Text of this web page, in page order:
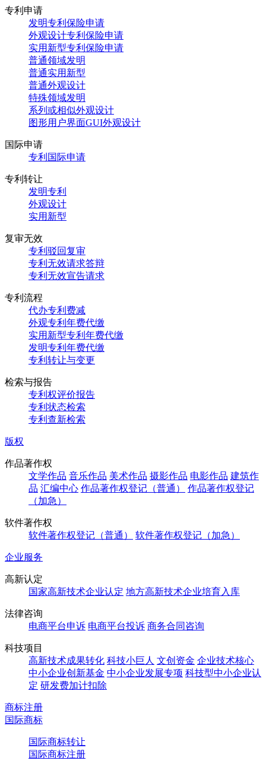
专利申请
发明专利保险申请
外观设计专利保险申请
实用新型专利保险申请
普通领域发明
普通实用新型
普通外观设计
特殊领域发明
系列或相似外观设计
图形用户界面GUI外观设计
国际申请
专利国际申请
专利转让
发明专利
外观设计
实用新型
复审无效
专利驳回复审
专利无效请求答辩
专利无效宣告请求
专利流程
代办专利费减
外观专利年费代缴
实用新型专利年费代缴
发明专利年费代缴
专利转让与变更
检索与报告
专利权评价报告
专利状态检索
专利查新检索
版权
作品著作权
文学作品 音乐作品 美术作品 摄影作品 电影作品 建筑作
品 汇编中心 作品著作权登记（普通）
作品著作权登记
（加急）
软件著作权
软件著作权登记（普通）
软件著作权登记（加急）
企业服务
高新认定
国家高新技术企业认定 地方高新技术企业培育入库
法律咨询
电商平台申诉 电商平台投诉 商务合同咨询
科技项目
高新技术成果转化 科技小巨人 文创资金 企业技术核心
中小企业创新基金 中小企业发展专项 科技型中小企业认
定 研发费加计扣除
商标注册
国际商标
国际商标转让
国际商标注册